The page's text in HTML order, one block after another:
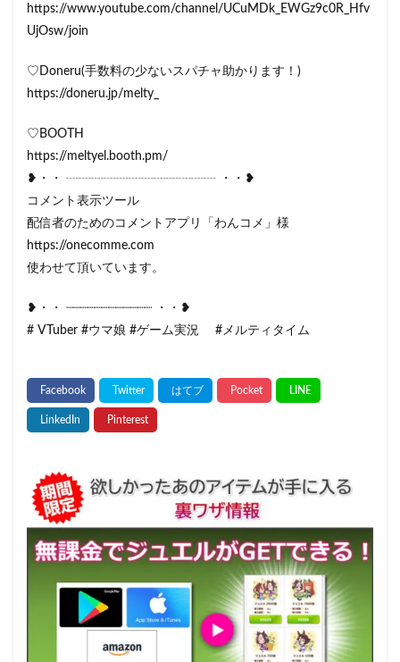
https://www.youtube.com/channel/UCuMDk_EWGz9c0R_Hfv
UjOsw/join
♡Doneru(手数料の少ないスパチャ助かります！)
https://doneru.jp/melty_
♡BOOTH
https://meltyel.booth.pm/
❥・・ ┈┈┈┈┈┈┈┈┈┈┈┈ ・・❥
コメント表示ツール
配信者のためのコメントアプリ「わんコメ」様
https://onecomme.com
使わせて頂いています。
❥・・ ┈┈┈┈┈┈┈┈┈┈┈┈ ・・❥
# VTuber #ウマ娘 #ゲーム実況 #メルティタイム